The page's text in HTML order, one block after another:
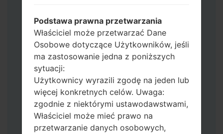
Teraz wyłącz swój telefon i przejdź do
trybu pobierania. Jak wykonać wszystkie
metody:
Naciśnij i przytrzymaj klawisz zasilania,
przycisk zwiększania głośności i klawisz
Bixby.
Naciśnij i przytrzymaj klawisze
zwiększania i zmniejszania głośności,
następnie podłącz kabel USB.
Naciśnij i przytrzymaj klawisz zasilania,
Podstawa prawna przetwarzania
Właściciel może przetwarzać Dane
Osobowe dotyczące Użytkowników, jeśli
ma zastosowanie jedna z poniższych
sytuacji:
Użytkownicy wyrazili zgodę na jeden lub
więcej konkretnych celów. Uwaga:
zgodnie z niektórymi ustawodawstwami,
Właściciel może mieć prawo na
przetwarzanie danych osobowych,